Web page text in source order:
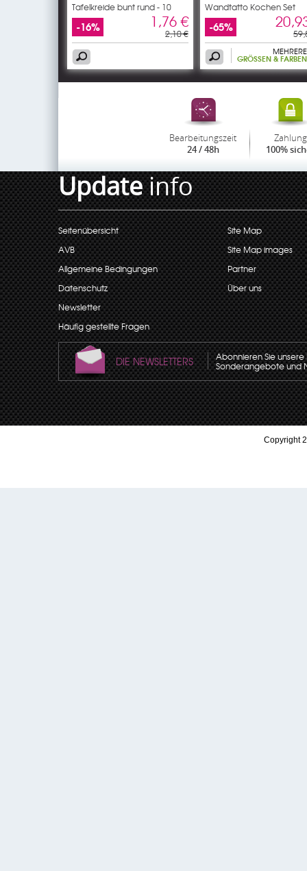
Tafelkreide bunt rund - 10
-16% 1,76 €
2,10 €
Wandtatto Kochen Set
-65%
MEHRERE
GRÖSSEN & FARBEN
Bearbeitungszeit
24 / 48h
Zahlung
100%
Updateinfo
Seitenübersicht
AVB
Allgemeine Bedingungen
Datenschutz
Newsletter
Häufig gestellte Fragen
Site Map
Site Map images
Partner
Über uns
DIE NEWSLETTERS Abonnieren Sie
Sonderangebote und
Copyright